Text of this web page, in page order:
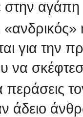
στην
για την
να
περάσεις
άδειο